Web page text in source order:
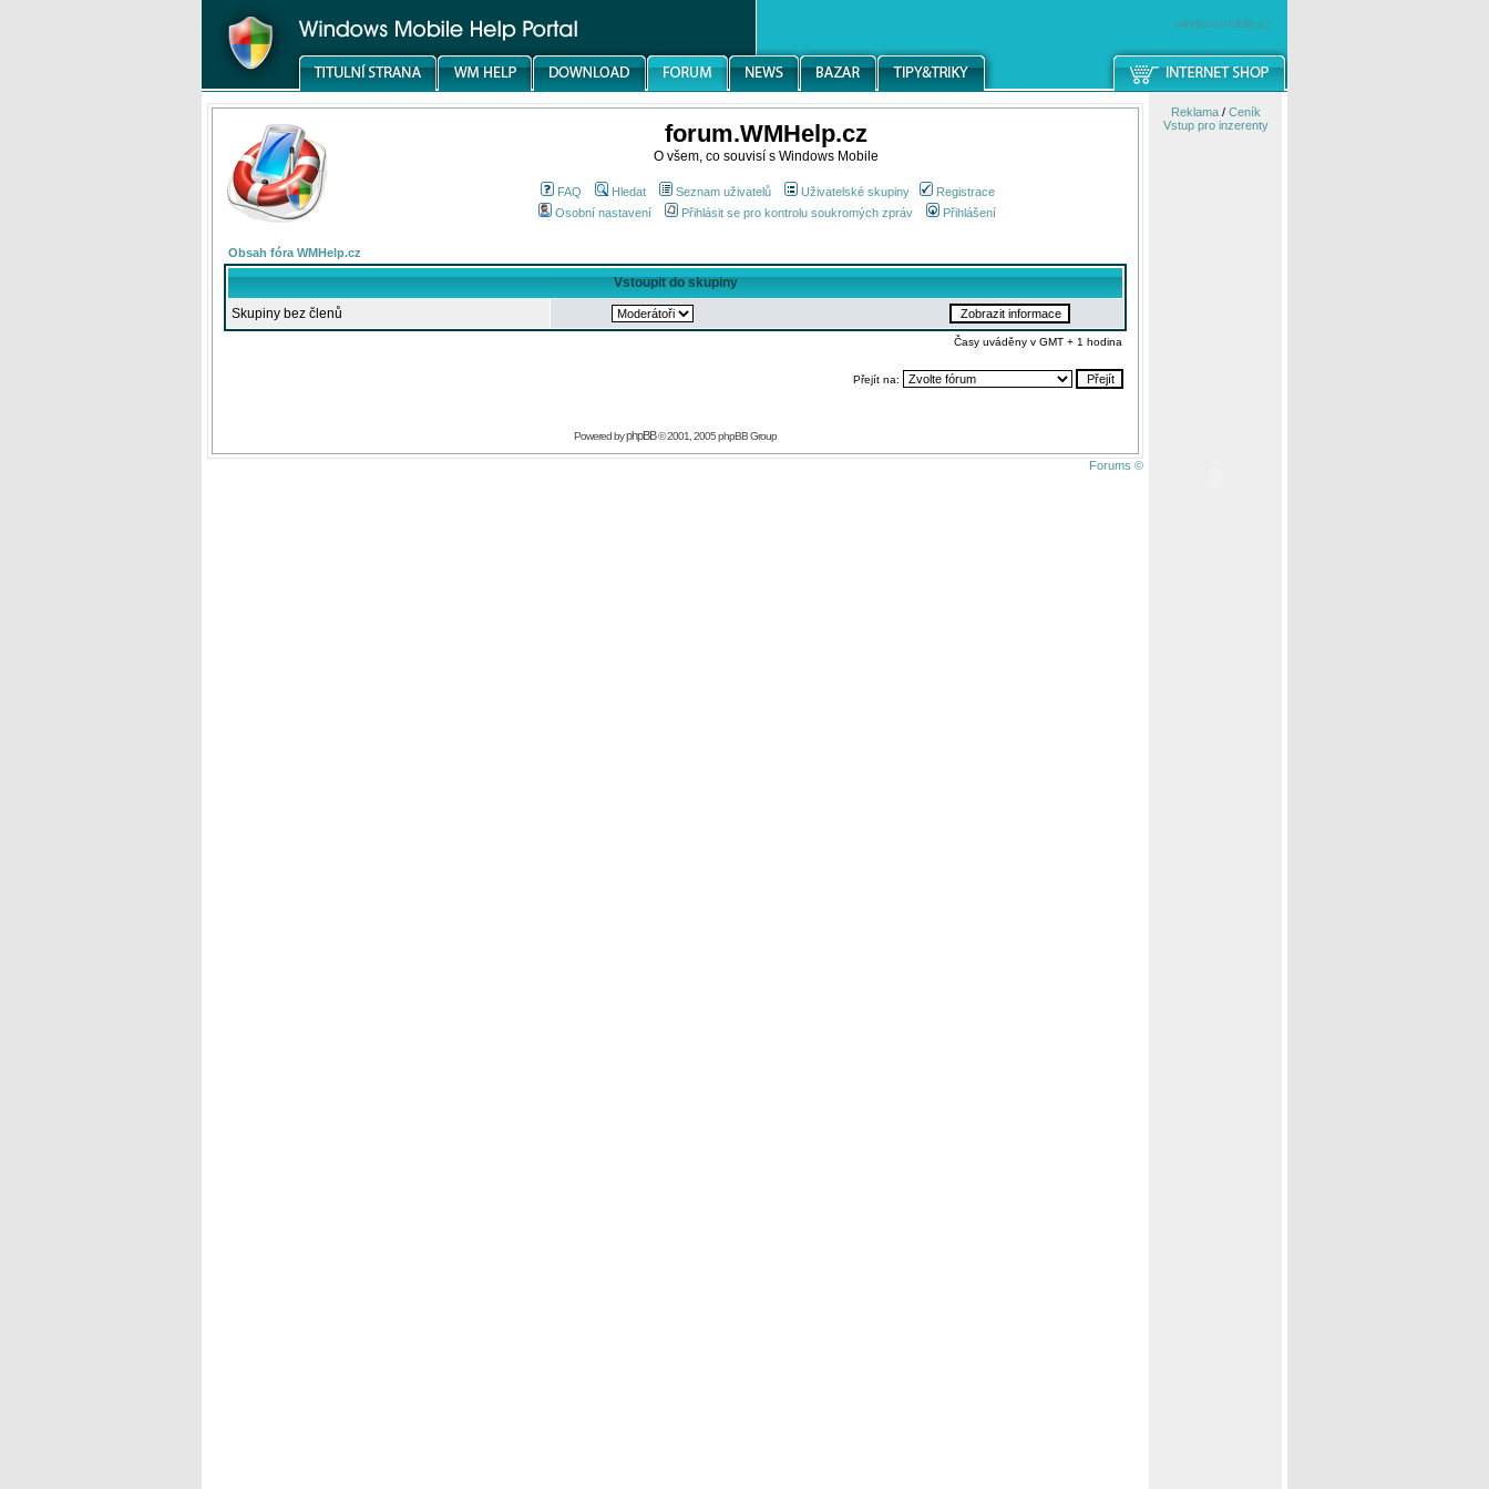
windowsmobile.cz
forum.WMHelp.cz
O všem, co souvisí s Windows Mobile
FAQ Hledat Seznam uživatelů Uživatelské skupiny
Registrace
Osobní nastavení
Přihlásit se pro kontrolu soukromých zpráv Přihlášení
Obsah fóra WMHelp.cz
Vstoupit do skupiny
Skupiny bez členů
Časy uváděny v GMT + 1 hodina
Přejít na:
Powered byphpBB© 2001, 2005 phpBB Group
Forums ©
Reklama/ Ceník
Vstup pro inzerenty